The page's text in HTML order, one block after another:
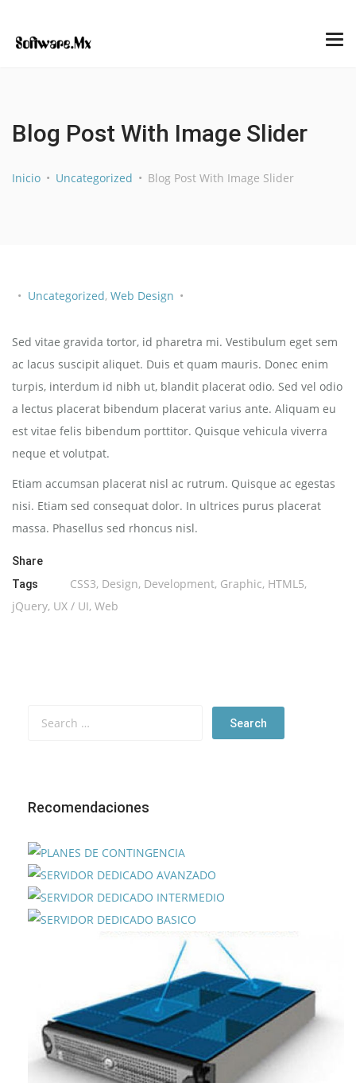
Blog Post With Image Slider
Inicio Uncategorized Blog Post With Image Slider
Uncategorized, Web Design
Sed vitae gravida tortor, id pharetra mi. Vestibulum eget sem
ac lacus suscipit aliquet. Duis et quam mauris. Donec enim
turpis, interdum id nibh ut, blandit placerat odio. Sed vel odio
a lectus placerat bibendum placerat varius ante. Aliquam eu
est vitae felis bibendum porttitor. Quisque vehicula viverra
neque et volutpat.
Etiam accumsan placerat nisl ac rutrum. Quisque ac egestas
nisi. Etiam sed consequat dolor. In ultrices purus placerat
massa. Phasellus sed rhoncus nisl.
Share
Tags
CSS3, Design, Development, Graphic, HTML5,
jQuery, UX / UI, Web
Recomendaciones